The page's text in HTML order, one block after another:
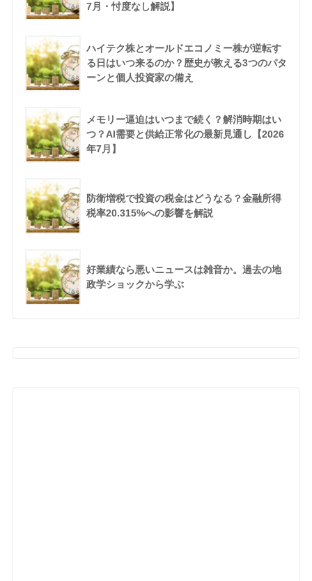
7月・忖度なし解説】
ハイテク株とオールドエコノミー株が逆転す
る日はいつ来るのか？歴史が教える3つのパタ
ーンと個人投資家の備え
メモリー逼迫はいつまで続く？解消時期はい
つ？AI需要と供給正常化の最新見通し【2026
年7月】
防衛増税で投資の税金はどうなる？金融所得
税率20.315%への影響を解説
好業績なら悪いニュースは雑音か。過去の地
政学ショックから学ぶ